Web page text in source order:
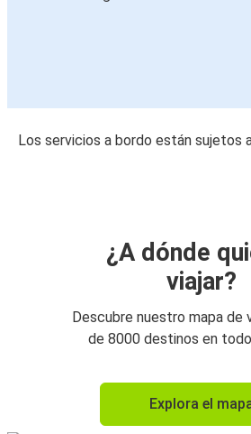
Los servicios a bordo están sujetos
¿A dónde
viajar?
Descubre nuestro mapa de
de 8000 destinos en
Explora el